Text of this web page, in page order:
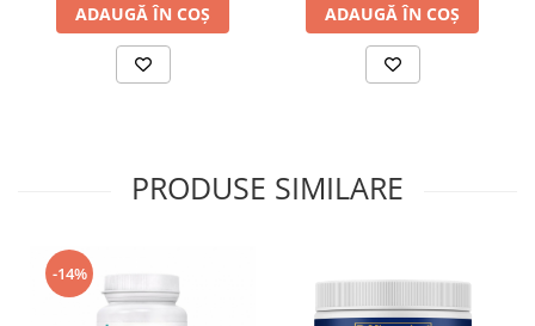
ADAUGĂ ÎN COȘ ADAUGĂ ÎN COȘ
PRODUSE SIMILARE
-14%